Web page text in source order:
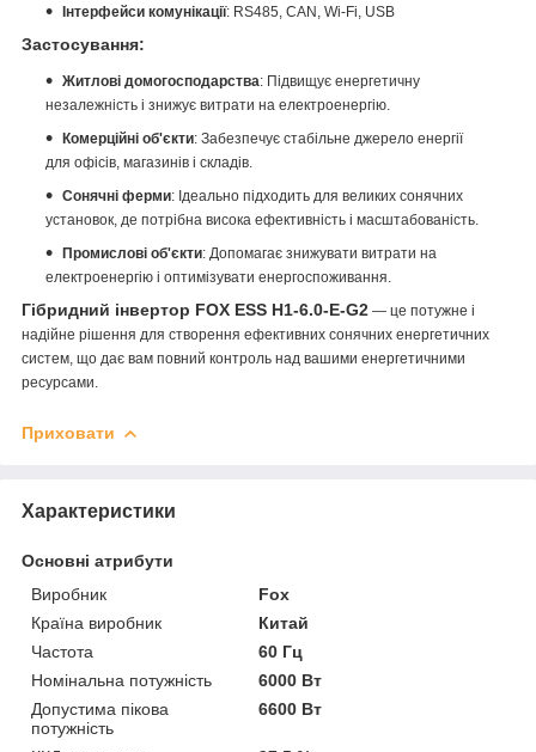
Інтерфейси комунікації: RS485, CAN, Wi-Fi, USB
Застосування:
Житлові домогосподарства: Підвищує енергетичну
незалежність і знижує витрати на електроенергію.
Комерційні об'єкти: Забезпечує стабільне джерело енергії
для офісів, магазинів і складів.
Сонячні ферми: Ідеально підходить для великих сонячних
установок, де потрібна висока ефективність і масштабованість.
Промислові об'єкти: Допомагає знижувати витрати на
електроенергію і оптимізувати енергоспоживання.
Гібридний інвертор FOX ESS H1-6.0-E-G2 — це потужне і
надійне рішення для створення ефективних сонячних енергетичних
систем, що дає вам повний контроль над вашими енергетичними
ресурсами.
Приховати
Характеристики
Основні атрибути
Виробник
Fox
Країна виробник
Китай
Частота
60 Гц
Номінальна потужність
6000 Вт
Допустима пікова
потужність
6600 Вт